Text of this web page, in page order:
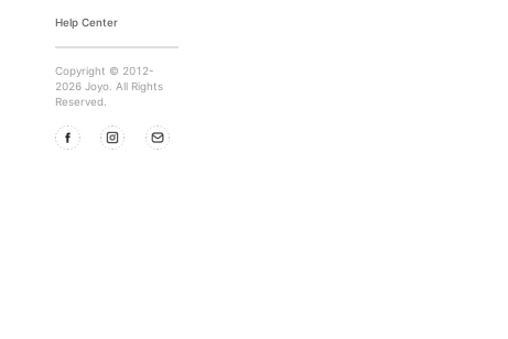
Help Center
Copyright © 2012-
2026 Joyo. All Rights
Reserved.